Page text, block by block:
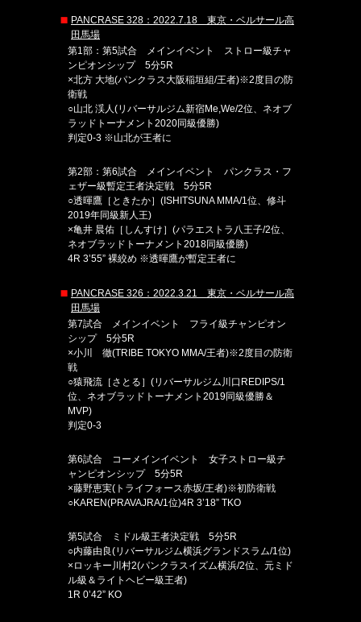
PANCRASE 328：2022.7.18 東京・ベルサール高
田馬場
第1部：第5試合 メインイベント ストロー級チャ
ンピオンシップ 5分5R
×北方 大地(パンクラス大阪稲垣組/王者)※2度目の防
衛戦
○山北 渓人(リバーサルジム新宿Me,We/2位、ネオブ
ラッドトーナメント2020同級優勝)
判定0-3 ※山北が王者に
第2部：第6試合 メインイベント パンクラス・フ
ェザー級暫定王者決定戦 5分5R
○透暉鷹［ときたか］(ISHITSUNA MMA/1位、修斗
2019年同級新人王)
×亀井 晨佑［しんすけ］(パラエストラ八王子/2位、
ネオブラッドトーナメント2018同級優勝)
4R 3’55” 裸絞め ※透暉鷹が暫定王者に
PANCRASE 326：2022.3.21 東京・ベルサール高
田馬場
第7試合 メインイベント フライ級チャンピオン
シップ 5分5R
×小川 徹(TRIBE TOKYO MMA/王者)※2度目の防衛
戦
○猿飛流［さとる］(リバーサルジム川口REDIPS/1
位、ネオブラッドトーナメント2019同級優勝＆
MVP)
判定0-3
第6試合 コーメインイベント 女子ストロー級チ
ャンピオンシップ 5分5R
×藤野恵実(トライフォース赤坂/王者)※初防衛戦
○KAREN(PRAVAJRA/1位)4R 3’18” TKO
第5試合 ミドル級王者決定戦 5分5R
○内藤由良(リバーサルジム横浜グランドスラム/1位)
×ロッキー川村2(パンクラスイズム横浜/2位、元ミド
ル級＆ライトヘビー級王者)
1R 0’42” KO